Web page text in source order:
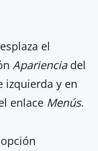
el
Aparienciadel
izquierda y en
enlace Menús.